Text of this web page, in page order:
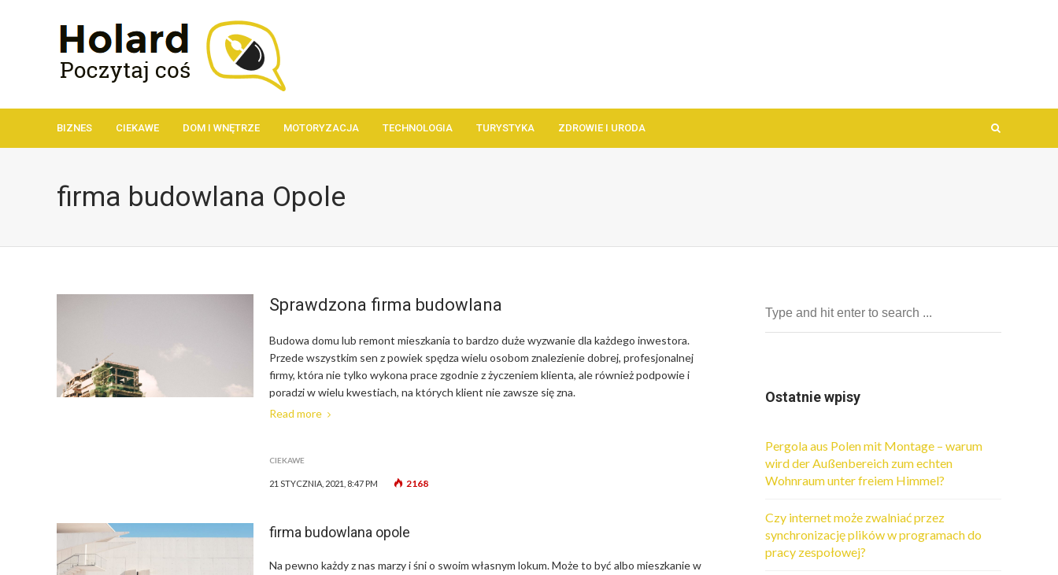
BIZNES CIEKAWE DOM I WNĘTRZE MOTORYZACJA TECHNOLOGIA TURYSTYKA ZDROWIE I URODA
firma budowlana Opole
Sprawdzona firma budowlana
Budowa domu lub remont mieszkania to bardzo duże wyzwanie dla każdego inwestora.
Przede wszystkim sen z powiek spędza wielu osobom znalezienie dobrej, profesjonalnej
firmy, która nie tylko wykona prace zgodnie z życzeniem klienta, ale również podpowie i
poradzi w wielu kwestiach, na których klient nie zawsze się zna.
Read more
CIEKAWE
21 STYCZNIA, 2021, 8:47 PM 2168
firma budowlana opole
Na pewno każdy z nas marzy i śni o swoim własnym lokum. Może to być albo mieszkanie w
Ostatnie wpisy
Pergola aus Polen mit Montage – warum
wird der Außenbereich zum echten
Wohnraum unter freiem Himmel?
Czy internet może zwalniać przez
synchronizację plików w programach do
pracy zespołowej?